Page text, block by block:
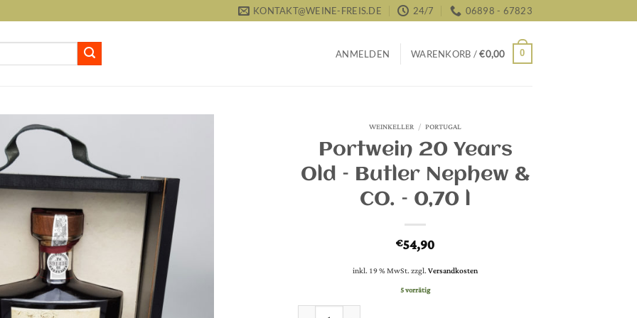
KONTAKT@WEINE-FREIS.DE 24/7 06898 - 67823
ANMELDEN WARENKORB /€0,00 0
WEINKELLER / PORTUGAL
Portwein 20 Years
Old – Butler Nephew &
CO. – 0,70 l
€54,90
inkl. 19 % MwSt.zzgl.Versandkosten
5 vorrätig
Portwein 20 Years Old - Butler Nephew & CO. - 0,70 l Menge